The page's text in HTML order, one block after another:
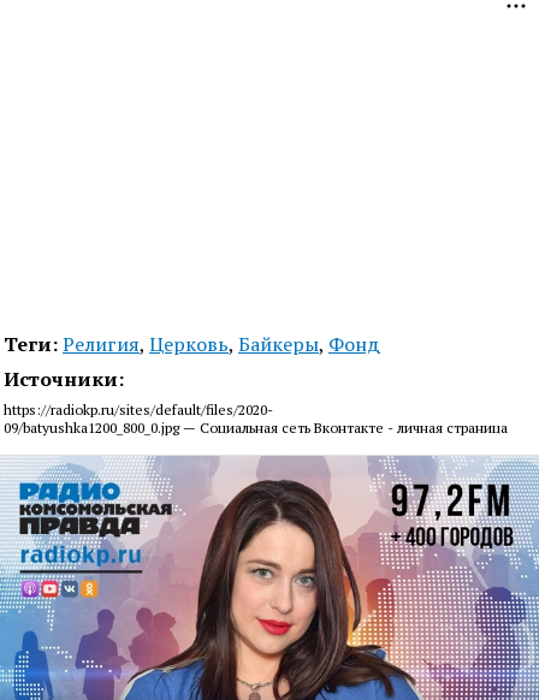
Теги:Религия, Церковь, Байкеры, Фонд
Источники:
https://radiokp.ru/sites/default/files/2020-
09/batyushka1200_800_0.jpg — Социальная сеть Вконтакте - личная страница